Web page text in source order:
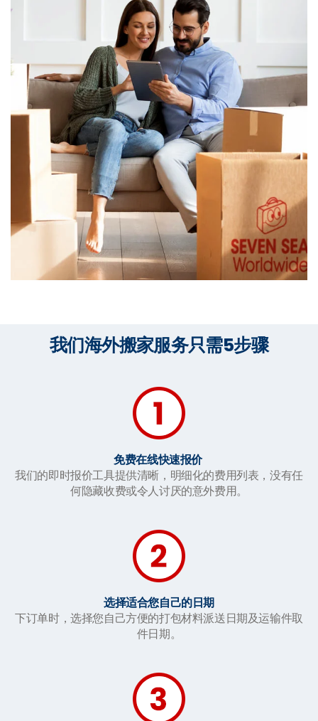
我们海外搬家服务只需5步骤
免费在线快速报价
我们的即时报价工具提供清晰，明细化的费用列表，没有任
何隐藏收费或令人讨厌的意外费用。
选择适合您自己的日期
下订单时，选择您自己方便的打包材料派送日期及运输件取
件日期。